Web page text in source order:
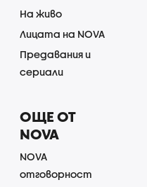
На живо
Лицата на NOVA
Предавания и
сериали
ОЩЕ ОТ
NOVA
NOVA
отговорност